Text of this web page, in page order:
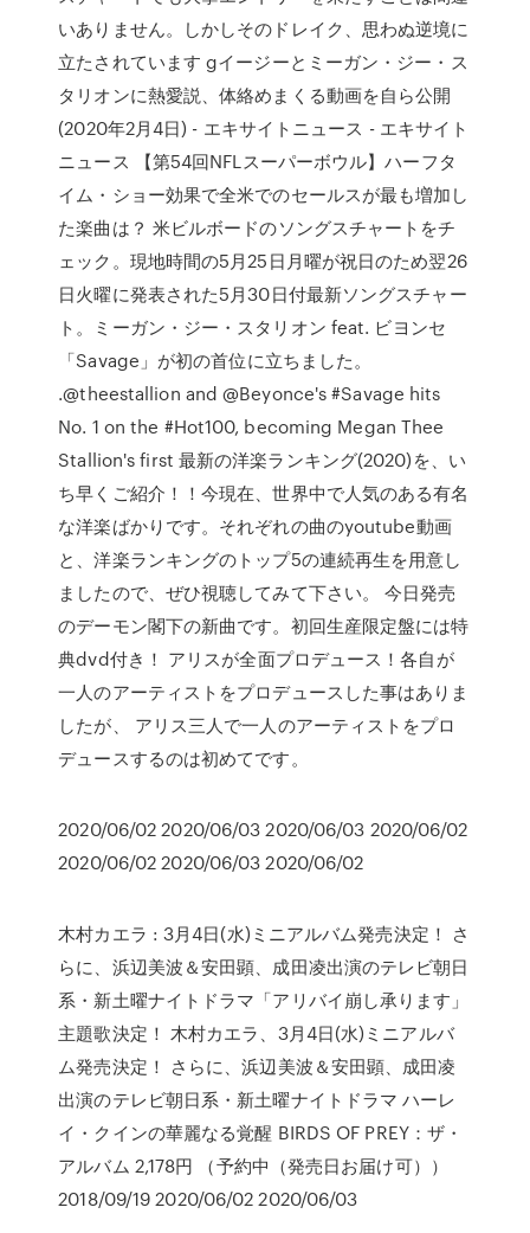
いありません。しかしそのドレイク、思わぬ逆境に
立たされています gイージーとミーガン・ジー・ス
タリオンに熱愛説、体絡めまくる動画を自ら公開
(2020年2月4日) - エキサイトニュース - エキサイト
ニュース 【第54回NFLスーパーボウル】ハーフタ
イム・ショー効果で全米でのセールスが最も増加し
た楽曲は？ 米ビルボードのソングスチャートをチ
ェック。現地時間の5月25日月曜が祝日のため翌26
日火曜に発表された5月30日付最新ソングスチャー
ト。ミーガン・ジー・スタリオン feat. ビヨンセ
「Savage」が初の首位に立ちました。
.@theestallion and @Beyonce's #Savage hits
No. 1 on the #Hot100, becoming Megan Thee
Stallion's first 最新の洋楽ランキング(2020)を、い
ち早くご紹介！！今現在、世界中で人気のある有名
な洋楽ばかりです。それぞれの曲のyoutube動画
と、洋楽ランキングのトップ5の連続再生を用意し
ましたので、ぜひ視聴してみて下さい。 今日発売
のデーモン閣下の新曲です。初回生産限定盤には特
典dvd付き！ アリスが全面プロデュース！各自が
一人のアーティストをプロデュースした事はありま
したが、 アリス三人で一人のアーティストをプロ
デュースするのは初めてです。
2020/06/02 2020/06/03 2020/06/03 2020/06/02
2020/06/02 2020/06/03 2020/06/02
木村カエラ : 3月4日(水)ミニアルバム発売決定！ さ
らに、浜辺美波＆安田顕、成田凌出演のテレビ朝日
系・新土曜ナイトドラマ「アリバイ崩し承ります」
主題歌決定！ 木村カエラ、3月4日(水)ミニアルバ
ム発売決定！ さらに、浜辺美波＆安田顕、成田凌
出演のテレビ朝日系・新土曜ナイトドラマ ハーレ
イ・クインの華麗なる覚醒 BIRDS OF PREY：ザ・
アルバム 2,178円 （予約中（発売日お届け可））
2018/09/19 2020/06/02 2020/06/03